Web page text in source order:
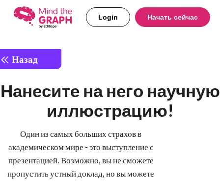
Login Начать сейчас
Назад
Нанесите на него научную
иллюстрацию!
Один из самых больших страхов в
академическом мире - это выступление с
презентацией. Возможно, вы не сможете
пропустить устный доклад, но вы можете